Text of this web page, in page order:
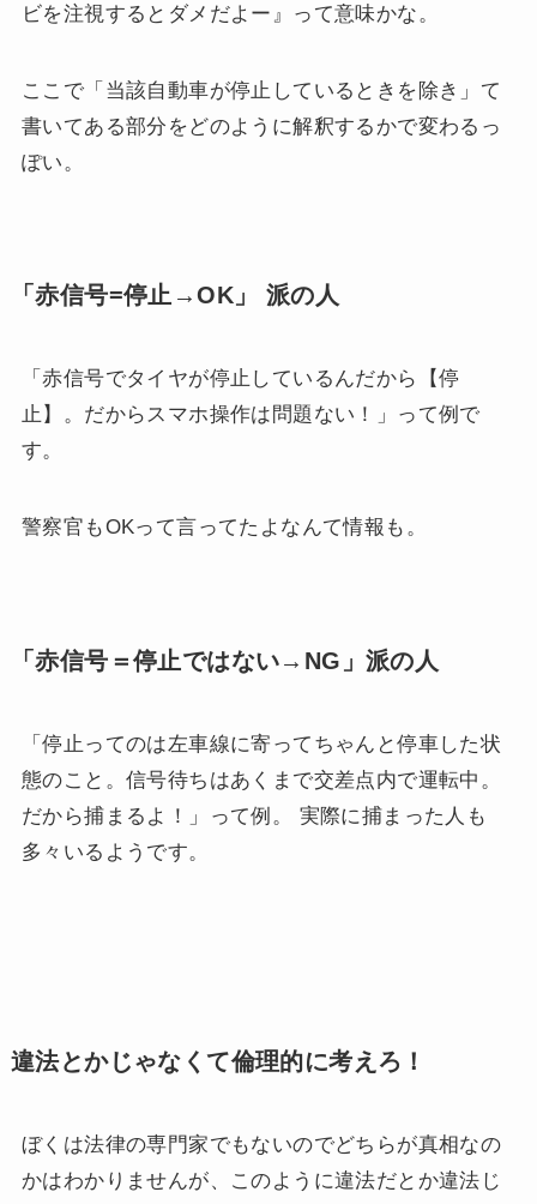
ビを注視するとダメだよー』って意味かな。
ここで「当該自動車が停止しているときを除き」て
書いてある部分をどのように解釈するかで変わるっ
ぽい。
「赤信号=停止→OK」 派の人
「赤信号でタイヤが停止しているんだから【停
止】。だからスマホ操作は問題ない！」って例で
す。
警察官もOKって言ってたよなんて情報も。
「赤信号＝停止ではない→NG」派の人
「停止ってのは左車線に寄ってちゃんと停車した状
態のこと。信号待ちはあくまで交差点内で運転中。
だから捕まるよ！」って例。 実際に捕まった人も
多々いるようです。
違法とかじゃなくて倫理的に考えろ！
ぼくは法律の専門家でもないのでどちらが真相なの
かはわかりませんが、このように違法だとか違法じ